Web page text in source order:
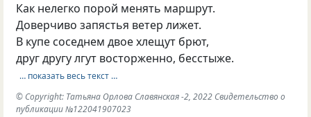
Как нелегко порой менять маршрут.
Доверчиво запястья ветер лижет.
В купе соседнем двое хлещут брют,
друг другу лгут восторженно, бесстыже.
… показать весь текст …
© Copyright: Татьяна Орлова Славянская -2, 2022 Свидетельство о
публикации №122041907023